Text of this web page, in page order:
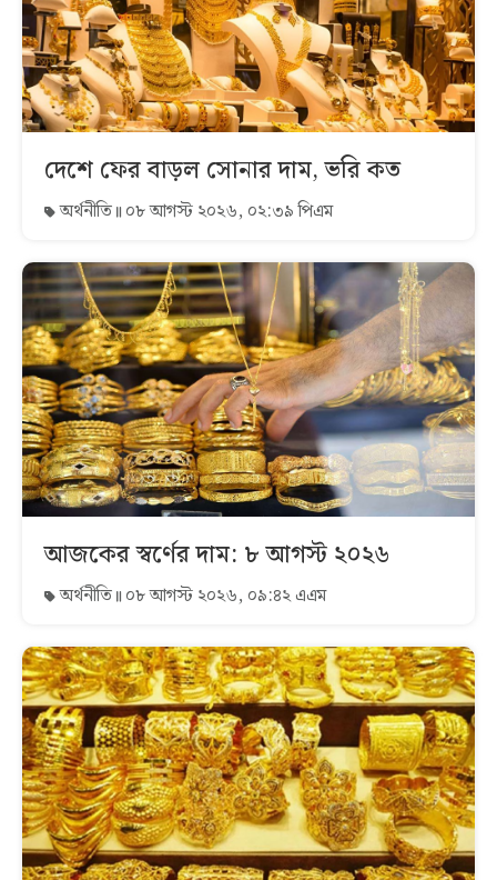
দেশে ফের বাড়ল সোনার দাম, ভরি কত
অর্থনীতি ০৮ আগস্ট ২০২৬, ০২:৩৯ পিএম
আজকের স্বর্ণের দাম: ৮ আগস্ট ২০২৬
অর্থনীতি ০৮ আগস্ট ২০২৬, ০৯:৪২ এএম